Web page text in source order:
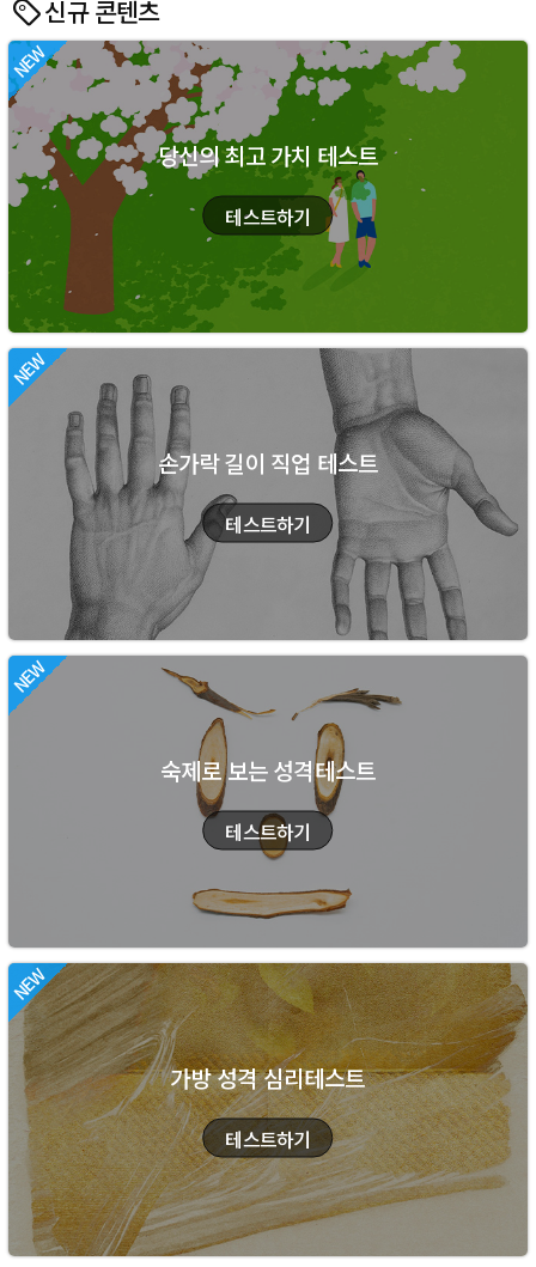
신규 콘텐츠
당신의 최고 가치 테스트
손가락 길이 직업 테스트
숙제로 보는 성격테스트
가방 성격 심리테스트